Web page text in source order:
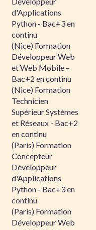
d'Applications
Python - Bac+3 en
continu
(Nice) Formation
Développeur Web
et Web Mobile –
Bac+2 en continu
(Nice) Formation
Technicien
Supérieur Systèmes
et Réseaux - Bac+2
en continu
(Paris) Formation
Concepteur
Développeur
d'Applications
Python - Bac+3 en
continu
(Paris) Formation
Développeur Web